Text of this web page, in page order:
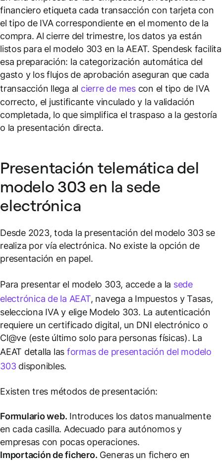
financiero etiqueta cada transacción con tarjeta con
el tipo de IVA correspondiente en el momento de la
compra. Al cierre del trimestre, los datos ya están
listos para el modelo 303 en la AEAT. Spendesk facilita
esa preparación: la categorización automática del
gasto y los flujos de aprobación aseguran que cada
transacción llega al cierre de mescon el tipo de IVA
correcto, el justificante vinculado y la validación
completada, lo que simplifica el traspaso a la gestoría
o la presentación directa.
Presentación telemática del
modelo 303 en la sede
electrónica
Desde 2023, toda la presentación del modelo 303 se
realiza por vía electrónica. No existe la opción de
presentación en papel.
Para presentar el modelo 303, accede a la sede
electrónica de la AEAT, navega a Impuestos y Tasas,
selecciona IVA y elige Modelo 303. La autenticación
requiere un certificado digital, un DNI electrónico o
Cl@ve (este último solo para personas físicas). La
AEAT detalla las formas de presentación del modelo
303disponibles.
Existen tres métodos de presentación:
Formulario web. Introduces los datos manualmente
en cada casilla. Adecuado para autónomos y
empresas con pocas operaciones.
Importación de fichero. Generas un fichero en